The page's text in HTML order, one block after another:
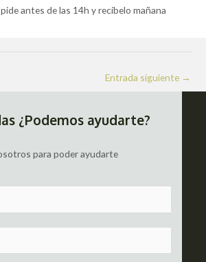
antes de las 14h y recíbelo mañana
Entrada siguiente →
¿Podemos ayudarte?
para poder ayudarte